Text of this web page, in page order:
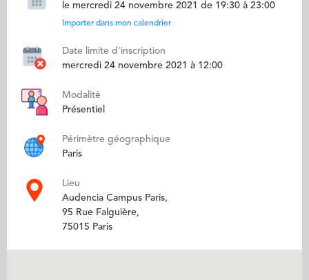
le mercredi 24 novembre 2021 de 19:30 à 23:00
Importer dans mon calendrier
Date limite d'inscription
mercredi 24 novembre 2021 à 12:00
Modalité
Présentiel
Périmètre géographique
Paris
Lieu
Audencia Campus Paris,
95 Rue Falguière,
75015 Paris